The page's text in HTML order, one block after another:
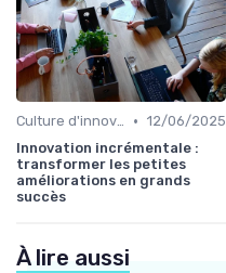
Culture d'innovation • 12/06/2025
Innovation incrémentale :
transformer les petites
améliorations en grands
succès
À lire aussi